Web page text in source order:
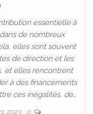
essentielle à
de nombreux
elles sont souvent
de direction et les
et elles rencontrent
à des financements
ces inégalités, de…
2023 0